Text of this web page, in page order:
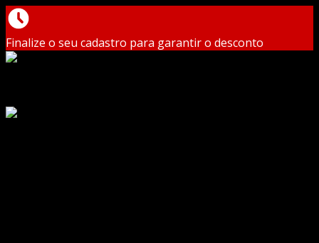
Finalize o seu cadastro para garantir o desconto